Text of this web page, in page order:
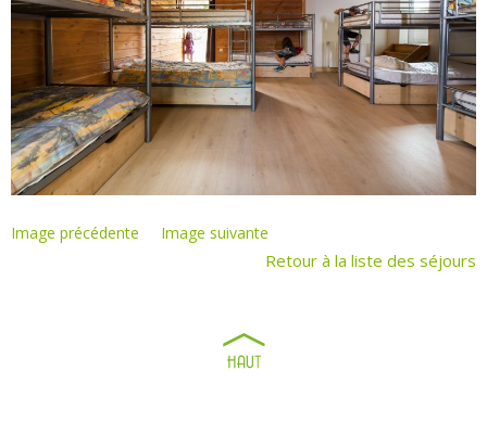
Image précédente Image suivante
Retour à la liste des séjours